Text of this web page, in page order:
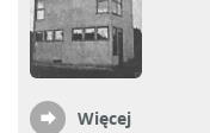
Więcej